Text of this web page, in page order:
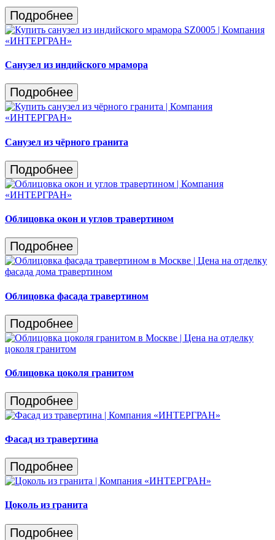
Подробнее
Санузел из индийского мрамора
Подробнее
Санузел из чёрного гранита
Подробнее
Облицовка окон и углов травертином
Подробнее
Облицовка фасада травертином
Подробнее
Облицовка цоколя гранитом
Подробнее
Фасад из травертина
Подробнее
Цоколь из гранита
Подробнее